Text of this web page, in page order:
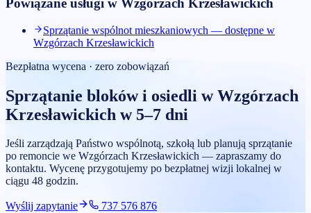
Powiązane usługi w Wzgórzach Krzesławickich
Sprzątanie wspólnot mieszkaniowych — dostępne w
Wzgórzach Krzesławickich
Bezpłatna wycena · zero zobowiązań
Sprzątanie bloków i osiedli wWzgórzach
Krzesławickich w 5–7 dni
Jeśli zarządzają Państwo wspólnotą, szkołą lub planują sprzątanie
po remoncie we Wzgórzach Krzesławickich — zapraszamy do
kontaktu. Wycenę przygotujemy po bezpłatnej wizji lokalnej w
ciągu 48 godzin.
Wyślij zapytanie 737 576 876